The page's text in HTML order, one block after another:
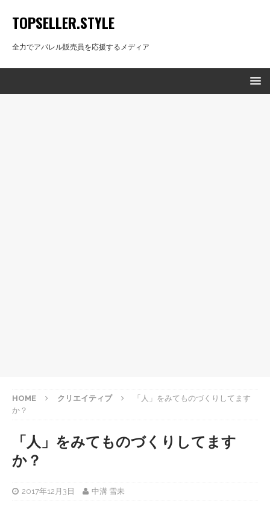
TOPSELLER.STYLE
全力でアパレル販売員を応援するメディア
HOME クリエイティブ
「人」をみてものづくりしてます
か？
「人」をみてものづくりしてます
か？
2017年12月3日 中溝 雪未